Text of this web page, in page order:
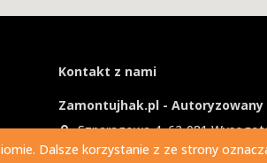
Kontakt z nami
Zamontujhak.pl -
Szparagowa 4, 62-081
730 037 037
Dalsze korzystanie z ze strony